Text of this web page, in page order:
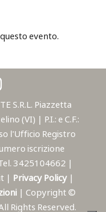
evento.
S.R.L. Piazzetta
(VI) | P.I.: e C.F.:
l'Ufficio Registro
iscrizione
3425104662 |
| Privacy Policy |
| Copyright ©
Rights Reserved.